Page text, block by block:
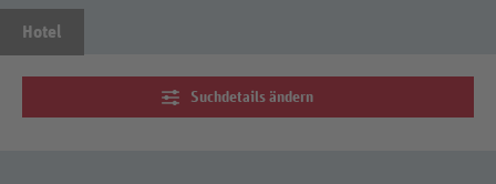
Hotel
Suchdetails ändern